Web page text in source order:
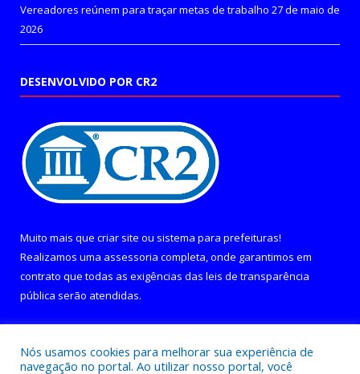
Vereadores reúnem para traçar metas de trabalho 27 de maio de
2026
DESENVOLVIDO POR CR2
Muito mais que criar site ou sistema para prefeituras!
Realizamos uma assessoria completa, onde garantimos em
contrato que todas as exigências das leis de transparência
pública serão atendidas.
Nós usamos cookies para melhorar sua experiência de
navegação no portal. Ao utilizar nosso portal, você